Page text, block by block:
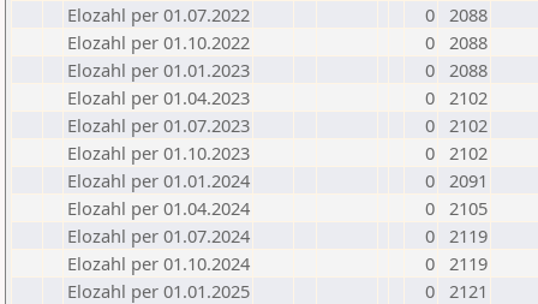
Elozahl per 01.07.2022
0 2088
Elozahl per 01.10.2022
0 2088
Elozahl per 01.01.2023
0 2088
Elozahl per 01.04.2023
0 2102
Elozahl per 01.07.2023
0 2102
Elozahl per 01.10.2023
0 2102
Elozahl per 01.01.2024
0 2091
Elozahl per 01.04.2024
0 2105
Elozahl per 01.07.2024
0 2119
Elozahl per 01.10.2024
0 2119
Elozahl per 01.01.2025
0 2121